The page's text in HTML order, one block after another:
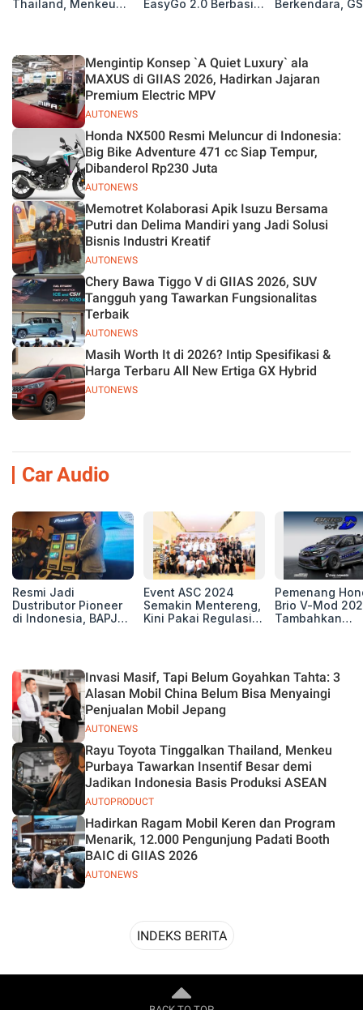
Thailand, Menkeu
Basis Produksi
ASEAN
EasyGo 2.0 Berbasis
Berkendara,
2026
AUTONEWS
Mengintip Konsep `A Quiet Luxury` ala
MAXUS di GIIAS 2026, Hadirkan Jajaran
Premium Electric MPV
AUTONEWS
Honda NX500 Resmi Meluncur di Indonesia:
Big Bike Adventure 471 cc Siap Tempur,
Dibanderol Rp230 Juta
AUTONEWS
Memotret Kolaborasi Apik Isuzu Bersama
Putri dan Delima Mandiri yang Jadi Solusi
Bisnis Industri Kreatif
AUTONEWS
Chery Bawa Tiggo V di GIIAS 2026, SUV
Tangguh yang Tawarkan Fungsionalitas
Terbaik
AUTONEWS
Masih Worth It di 2026? Intip Spesifikasi &
Harga Terbaru All New Ertiga GX Hybrid
Car Audio
Resmi Jadi
Dustributor Pioneer
di Indonesia, BAPJ
Event ASC 2024
Semakin Mentereng,
Kini Pakai Regulasi
Pemenang
Brio V-Mod
Tambahkan
AUTONEWS
Invasi Masif, Tapi Belum Goyahkan Tahta: 3
Alasan Mobil China Belum Bisa Menyaingi
Penjualan Mobil Jepang
AUTOPRODUCT
Rayu Toyota Tinggalkan Thailand, Menkeu
Purbaya Tawarkan Insentif Besar demi
Jadikan Indonesia Basis Produksi ASEAN
AUTONEWS
Hadirkan Ragam Mobil Keren dan Program
Menarik, 12.000 Pengunjung Padati Booth
BAIC di GIIAS 2026
INDEKS BERITA